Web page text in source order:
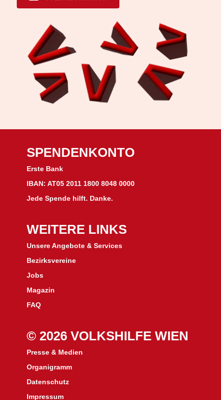
SPENDENKONTO
Erste Bank
IBAN: AT05 2011 1800 8048 0000
Jede Spende hilft. Danke.
WEITERE LINKS
Unsere Angebote & Services
Bezirksvereine
Jobs
Magazin
FAQ
© 2026 VOLKSHILFE WIEN
Presse & Medien
Organigramm
Datenschutz
Impressum